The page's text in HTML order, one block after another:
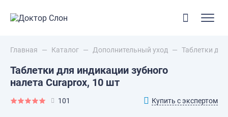
Главная — Каталог — Дополнительный уход — Таблетки
Таблетки для индикации зубного
налета Curaprox, 10 шт
101 Купить с экспертом